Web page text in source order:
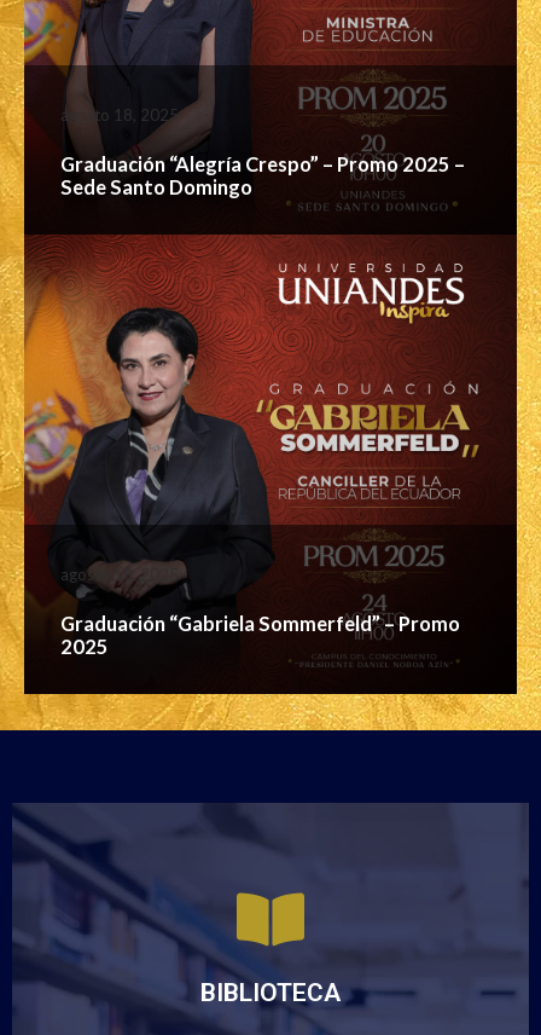
agosto 18, 2025
Graduación “Alegría Crespo” – Promo 2025 –
Sede Santo Domingo
agosto 18, 2025
Graduación “Gabriela Sommerfeld” – Promo
2025
BIBLIOTECA
BIBLIOTECA
VIRTUAL UNIANDES
Haz clic aquí